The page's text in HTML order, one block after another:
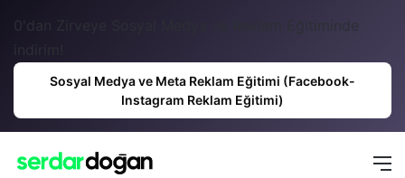
0'dan Zirveye Sosyal Medya ve Reklam Eğitiminde
indirim!
Sosyal Medya ve Meta Reklam Eğitimi (Facebook-
Instagram Reklam Eğitimi)